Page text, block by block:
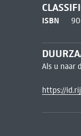
ISBN
Als u naar
https://